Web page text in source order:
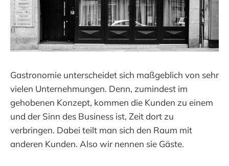
Gastronomie unterscheidet sich maßgeblich von sehr
vielen Unternehmungen. Denn, zumindest im
gehobenen Konzept, kommen die Kunden zu einem
und der Sinn des Business ist, Zeit dort zu
verbringen. Dabei teilt man sich den Raum mit
anderen Kunden. Also wir nennen sie Gäste.